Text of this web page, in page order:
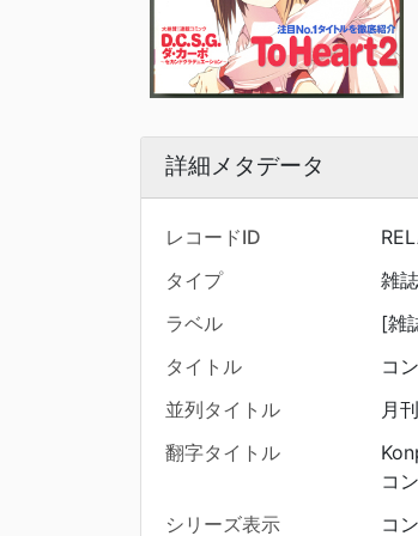
詳細メタデータ
レコードID
タイプ
雑誌
ラベル
[雑
タイトル
コ
並列タイトル
月
翻字タイトル
コ
シリーズ表示
コ